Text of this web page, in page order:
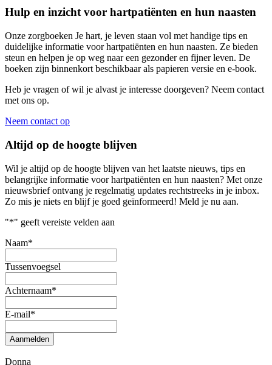
Hulp en inzicht voor hartpatiënten en hun naasten
Onze zorgboeken Je hart, je leven staan vol met handige tips en
duidelijke informatie voor hartpatiënten en hun naasten. Ze bieden
steun en helpen je op weg naar een gezonder en fijner leven. De
boeken zijn binnenkort beschikbaar als papieren versie en e-book.
Heb je vragen of wil je alvast je interesse doorgeven? Neem contact
met ons op.
Neem contact op
Altijd op de hoogte blijven
Wil je altijd op de hoogte blijven van het laatste nieuws, tips en
belangrijke informatie voor hartpatiënten en hun naasten? Met onze
nieuwsbrief ontvang je regelmatig updates rechtstreeks in je inbox.
Zo mis je niets en blijf je goed geïnformeerd! Meld je nu aan.
"*" geeft vereiste velden aan
Naam*
Tussenvoegsel
Achternaam*
E-mail*
Aanmelden
Donna